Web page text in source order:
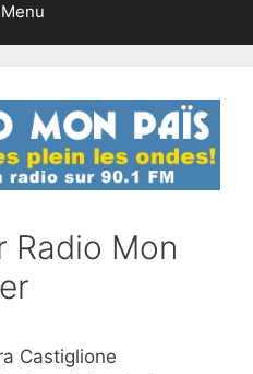
Menu
Radio Mon
Castiglione